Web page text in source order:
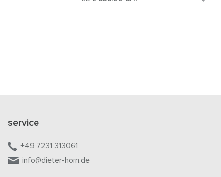
service
+49 7231 313061
info@dieter-horn.de